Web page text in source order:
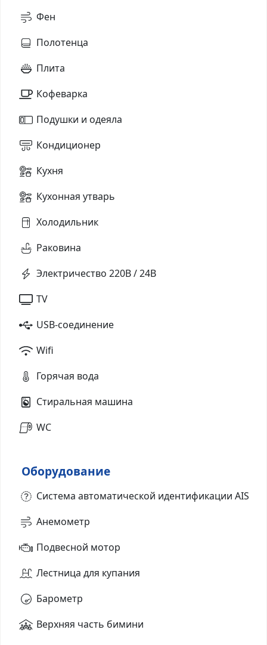
Фен
Полотенца
Плита
Кофеварка
Подушки и одеяла
Кондиционер
Кухня
Кухонная утварь
Холодильник
Раковина
Электричество 220В / 24В
TV
USB-соединение
Wifi
Горячая вода
Стиральная машина
WC
Оборудование
Система автоматической идентификации AIS
Анемометр
Подвесной мотор
Лестница для купания
Барометр
Верхняя часть бимини